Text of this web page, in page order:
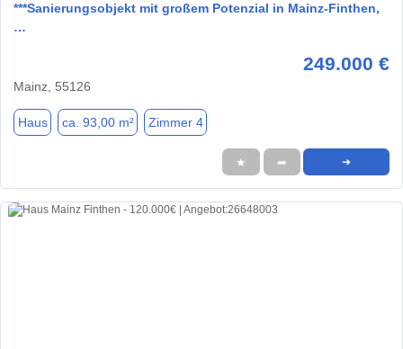
***Sanierungsobjekt mit großem Potenzial in Mainz-Finthen,
…
249.000 €
Mainz, 55126
Haus ca. 93,00 m² Zimmer 4
★ ➦ ➜